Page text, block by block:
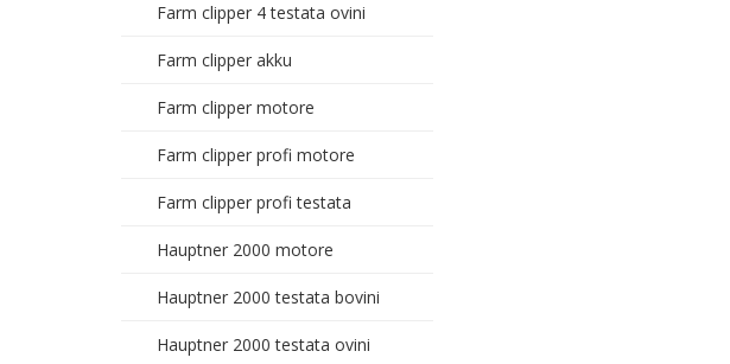
Farm clipper 4 testata ovini
Farm clipper akku
Farm clipper motore
Farm clipper profi motore
Farm clipper profi testata
Hauptner 2000 motore
Hauptner 2000 testata bovini
Hauptner 2000 testata ovini